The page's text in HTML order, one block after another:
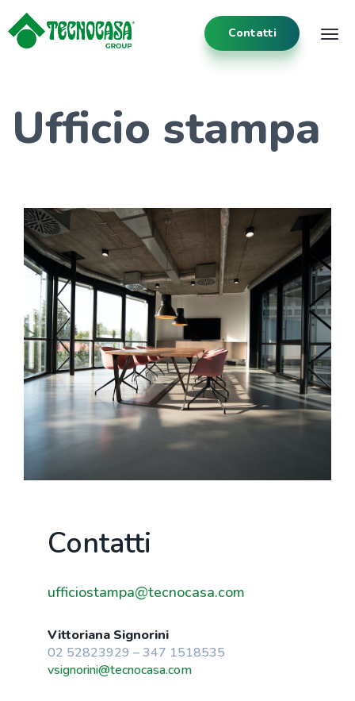
Contatti
Ufficio stampa
Contatti
ufficiostampa@tecnocasa.com
Vittoriana Signorini
02 52823929 – 347 1518535
vsignorini@tecnocasa.com